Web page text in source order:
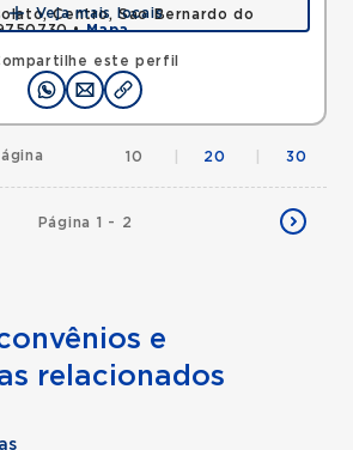
este perfil
Centro, Sao Bernardo do
•Mapa
Veja mais locais
Página 1 - 2
10 20 30
e
relacionados